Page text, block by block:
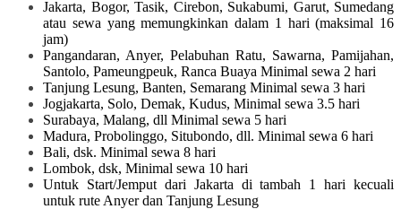
Jakarta, Bogor, Tasik, Cirebon, Sukabumi, Garut, Sumedang
atau sewa yang memungkinkan dalam 1 hari (maksimal 16
jam)
Pangandaran, Anyer, Pelabuhan Ratu, Sawarna, Pamijahan,
Santolo, Pameungpeuk, Ranca Buaya Minimal sewa 2 hari
Tanjung Lesung, Banten, Semarang Minimal sewa 3 hari
Jogjakarta, Solo, Demak, Kudus, Minimal sewa 3.5 hari
Surabaya, Malang, dll Minimal sewa 5 hari
Madura, Probolinggo, Situbondo, dll. Minimal sewa 6 hari
Bali, dsk. Minimal sewa 8 hari
Lombok, dsk, Minimal sewa 10 hari
Untuk Start/Jemput dari Jakarta di tambah 1 hari kecuali
untuk rute Anyer dan Tanjung Lesung